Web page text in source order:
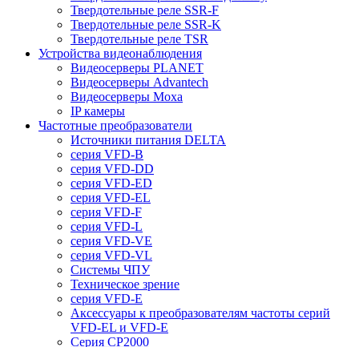
Твердотельные реле SSR-F
Твердотельные реле SSR-K
Твердотельные реле TSR
Устройства видеонаблюдения
Видеосерверы PLANET
Видеосерверы Advantech
Видеосерверы Moxa
IP камеры
Частотные преобразователи
Источники питания DELTA
серия VFD-B
серия VFD-DD
серия VFD-ED
серия VFD-EL
серия VFD-F
серия VFD-L
серия VFD-VE
серия VFD-VL
Системы ЧПУ
Техническое зрение
серия VFD-E
Аксессуары к преобразователям частоты серий
VFD-EL и VFD-E
Серия CP2000